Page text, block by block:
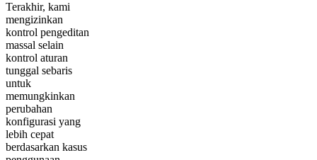
Terakhir, kami
mengizinkan
kontrol pengeditan
massal selain
kontrol aturan
tunggal sebaris
untuk
memungkinkan
perubahan
konfigurasi yang
lebih cepat
berdasarkan kasus